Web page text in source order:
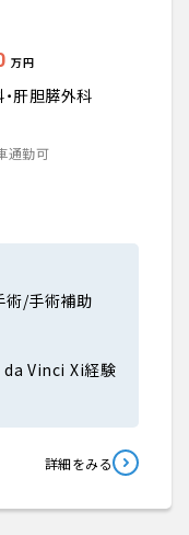
万円
肝胆膵外科
通勤可
術/手術補助
Vinci Xi経験
詳細をみる